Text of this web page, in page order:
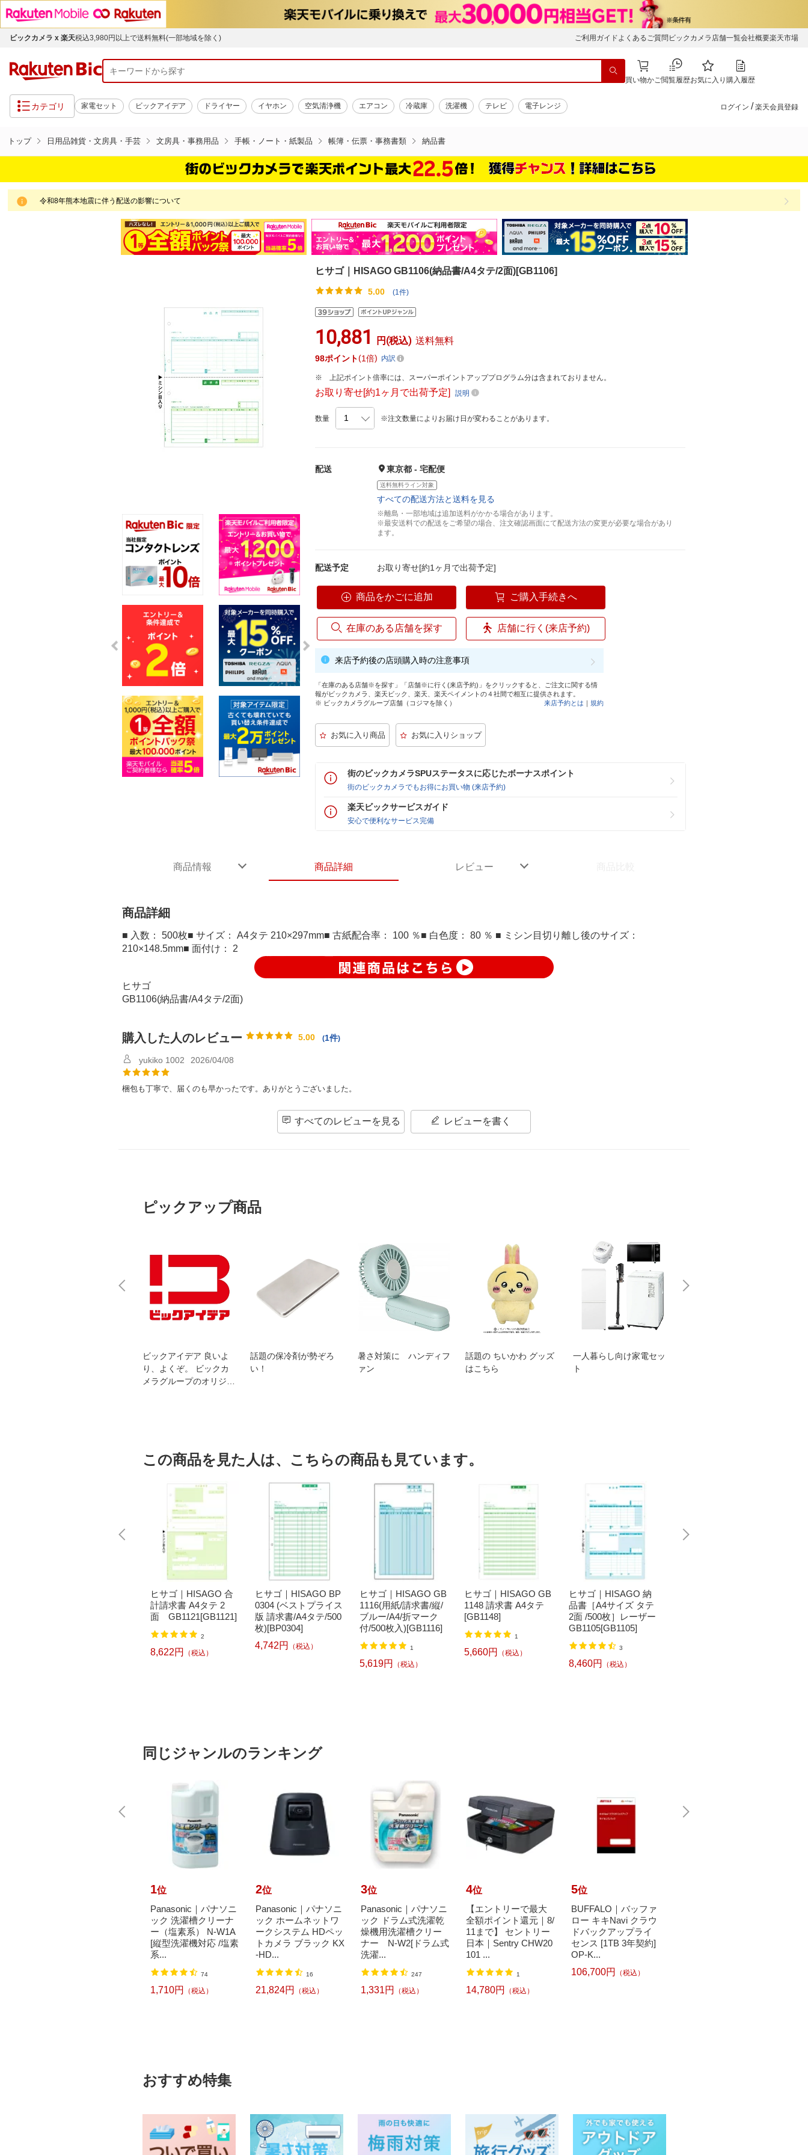
ビックカメラ x 楽天税込3,980円以上で送料無料(一部地域を除く) ご利用ガイド よくあるご質問 ビックカメラ店舗一覧会社概要楽天市場
買い物かご閲覧履歴お気に入り 購入履歴
カテゴリ 家電セット ビックアイデア ドライヤー イヤホン 空気清浄機 エアコン 冷蔵庫 洗濯機 テレビ 電子レンジ ログイン / 楽天会員登録
トップ 日用品雑貨・文房具・手芸 文房具・事務用品 手帳・ノート・紙製品 帳簿・伝票・事務書類 納品書
令和8年熊本地震に伴う配送の影響について
ヒサゴ｜HISAGO GB1106(納品書/A4タテ/2面)[GB1106]
5.00 (1件)
10,881 円(税込) 送料無料
98ポイント 1倍 内訳
上記ポイント倍率には、スーパーポイントアッププログラム分は含まれておりません。
お取り寄せ[約1ヶ月で出荷予定]説明
数量 ※注文数量によりお届け日が変わることがあります。
配送 東京都 - 宅配便
送料無料ライン対象
すべての配送方法と送料を見る
※離島・一部地域は追加送料がかかる場合があります。
※最安送料での配送をご希望の場合、注文確認画面にて配送方法の変更が必要な場合があり
ます。
配送予定 お取り寄せ[約1ヶ月で出荷予定]
商品をかごに追加 ご購入手続きへ
在庫のある店舗を探す 店舗に行く(来店予約)
来店予約後の店頭購入時の注意事項
「在庫のある店舗※を探す」「店舗※に行く(来店予約)」をクリックすると、ご注文に関する情
報がビックカメラ、楽天ビック、楽天、楽天ペイメントの４社間で相互に提供されます。
※ ビックカメラグループ店舗（コジマを除く）
来店予約とは ｜規約
街のビックカメラSPUステータスに応じたボーナスポイント
街のビックカメラでもお得にお買い物 (来店予約)
楽天ビックサービスガイド
安心で便利なサービス完備
商品情報 商品詳細 レビュー
商品詳細
■ 入数： 500枚■ サイズ： A4タテ 210×297mm■ 古紙配合率： 100 ％■ 白色度： 80 ％ ■ ミシン目切り離し後のサイズ：
210×148.5mm■ 面付け： 2
ヒサゴ
GB1106(納品書/A4タテ/2面)
購入した人のレビュー 5.00 (1件)
yukiko 1002 2026/04/08
梱包も丁寧で、届くのも早かったです。ありがとうございました。
すべてのレビューを見る レビューを書く
ピックアップ商品
ビックアイデア 良いよ
り、よくぞ。 ビックカ
メラグループのオリジナ
話題の保冷剤が勢ぞろ
い！
暑さ対策に ハンディフ
ァン
話題の ちいかわ グッズ
はこちら
一人暮らし向け家電セッ
ト
この商品を見た人は、こちらの商品も見ています。
ヒサゴ｜HISAGO 合
計請求書 A4タテ 2
面 GB1121[GB1121]
2
8,622円 （税込）
ヒサゴ｜HISAGO BP
0304 (ベストプライス
版 請求書/A4タテ/500
枚)[BP0304]
4,742円
（税込）
ヒサゴ｜HISAGO GB
1116(用紙/請求書/縦/
ブルー/A4/折マーク
付/500枚入)[GB1116]
1
5,619円 （税込）
ヒサゴ｜HISAGO GB
1148 請求書 A4タテ
[GB1148]
1
5,660円 （税込）
ヒサゴ｜HISAGO 納
品書［A4サイズ タテ
2面 /500枚］レーザー
GB1105[GB1105]
3
8,460円 （税込）
同じジャンルのランキング
1位
Panasonic｜パナソニ
ック 洗濯槽クリーナ
ー（塩素系） N-W1A
[縦型洗濯機対応 /塩素
系...
74
1,710円 （税込）
2位
Panasonic｜パナソニ
ック ホームネットワ
ークシステム HDペッ
トカメラ ブラック KX
-HD...
16
21,824円 （税込）
3位
Panasonic｜パナソニ
ック ドラム式洗濯乾
燥機用洗濯槽クリー
ナー N-W2[ドラム式
洗濯...
247
1,331円 （税込）
4位
【エントリーで最大
全額ポイント還元｜8/
11まで】 セントリー
日本｜Sentry CHW20
101 ...
1
14,780円 （税込）
5位
BUFFALO｜バッファ
ロー キキNavi クラウ
ドバックアップライ
センス [1TB 3年契約]
OP-K...
106,700円
（税込）
おすすめ特集